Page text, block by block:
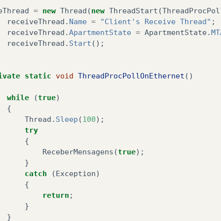
= new Thread (new ThreadStart (
receiveThread . Name = "Client's Receive Thread" ;
receiveThread .ApartmentState = ApartmentState.
receiveThread . Start ();
static void ThreadProcPollOnEthernet ()
while
(true)
{
Thread . Sleep (100);
try
{
ReceberMensagens (true);
}
catch
(Exception)
{
return ;
}
}